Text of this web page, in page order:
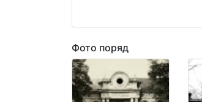
Фото поряд